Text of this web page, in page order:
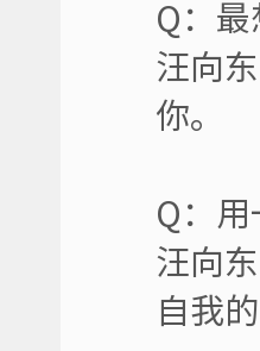
Q：
汪向
你。
Q：
汪向
自我